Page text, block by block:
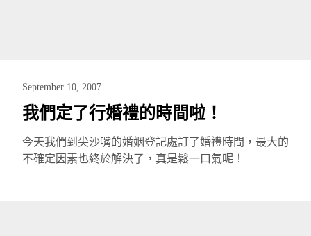
September 10, 2007
我們定了行婚禮的時間啦！
今天我們到尖沙嘴的婚姻登記處訂了婚禮時間，最大的
不確定因素也終於解決了，真是鬆一口氣呢！